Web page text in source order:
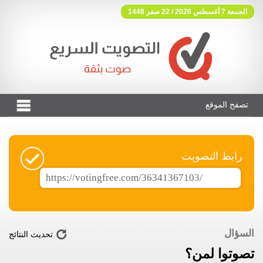
الجمعة 7 أغسطس 2026 / 22 صفر 1448
فوتنج فري موقع تصويت مجاني
تصفح الموقع
رابط التصويت
السؤال
تصوتوا لمن؟
تحديث النتائج